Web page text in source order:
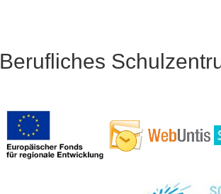
Berufliches